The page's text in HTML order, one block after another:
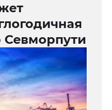
Севморпути